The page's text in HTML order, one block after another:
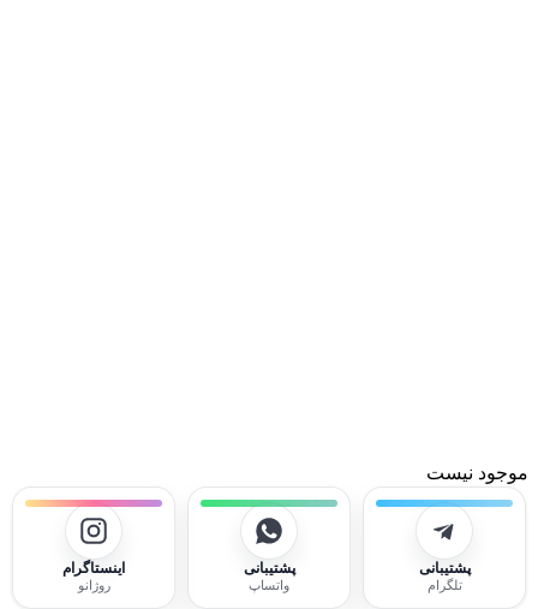
موجود نیست
پشتیبانی
تلگرام
پشتیبانی
واتساپ
اینستاگرام
روژانو